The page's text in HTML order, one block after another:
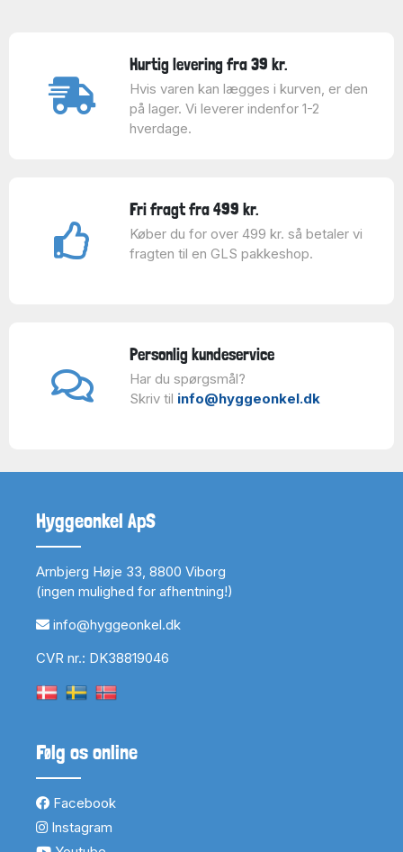
Hurtig levering fra 39 kr.
Hvis varen kan lægges i kurven, er den
på lager. Vi leverer indenfor 1-2
hverdage.
Fri fragt fra 499 kr.
Køber du for over 499 kr. så betaler vi
fragten til en GLS pakkeshop.
Personlig kundeservice
Har du spørgsmål?
Skriv til info@hyggeonkel.dk
Hyggeonkel ApS
Arnbjerg Høje 33, 8800 Viborg
(ingen mulighed for afhentning!)
info@hyggeonkel.dk
CVR nr.: DK38819046
Følg os online
Facebook
Instagram